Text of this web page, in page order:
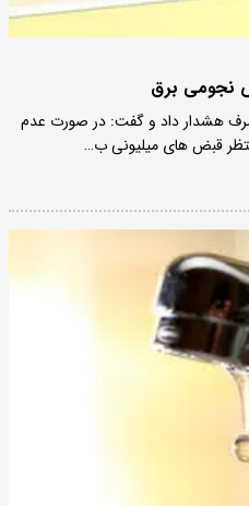
نجومی برق
هشدار داد و گفت: در صورت عدم
قبض های میلیونی ب…